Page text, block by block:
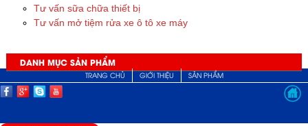
Tư vấn sữa chữa thiết bị
Tư vấn mở tiệm rửa xe ô tô xe máy
DANH MỤC SẢN PHẨM
TRANG CHỦ GIỚI THIỆU SẢN PHẨM